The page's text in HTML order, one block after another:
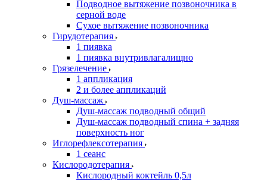
Подводное вытяжение позвоночника в
серной воде
Сухое вытяжение позвоночника
Гирудотерапия
1 пиявка
1 пиявка внутривлагалищно
Грязелечение
1 аппликация
2 и более аппликаций
Душ-массаж
Душ-массаж подводный общий
Душ-массаж подводный спина + задняя
поверхность ног
Иглорефлексотерапия
1 сеанс
Кислородотерапия
Кислородный коктейль 0,5л